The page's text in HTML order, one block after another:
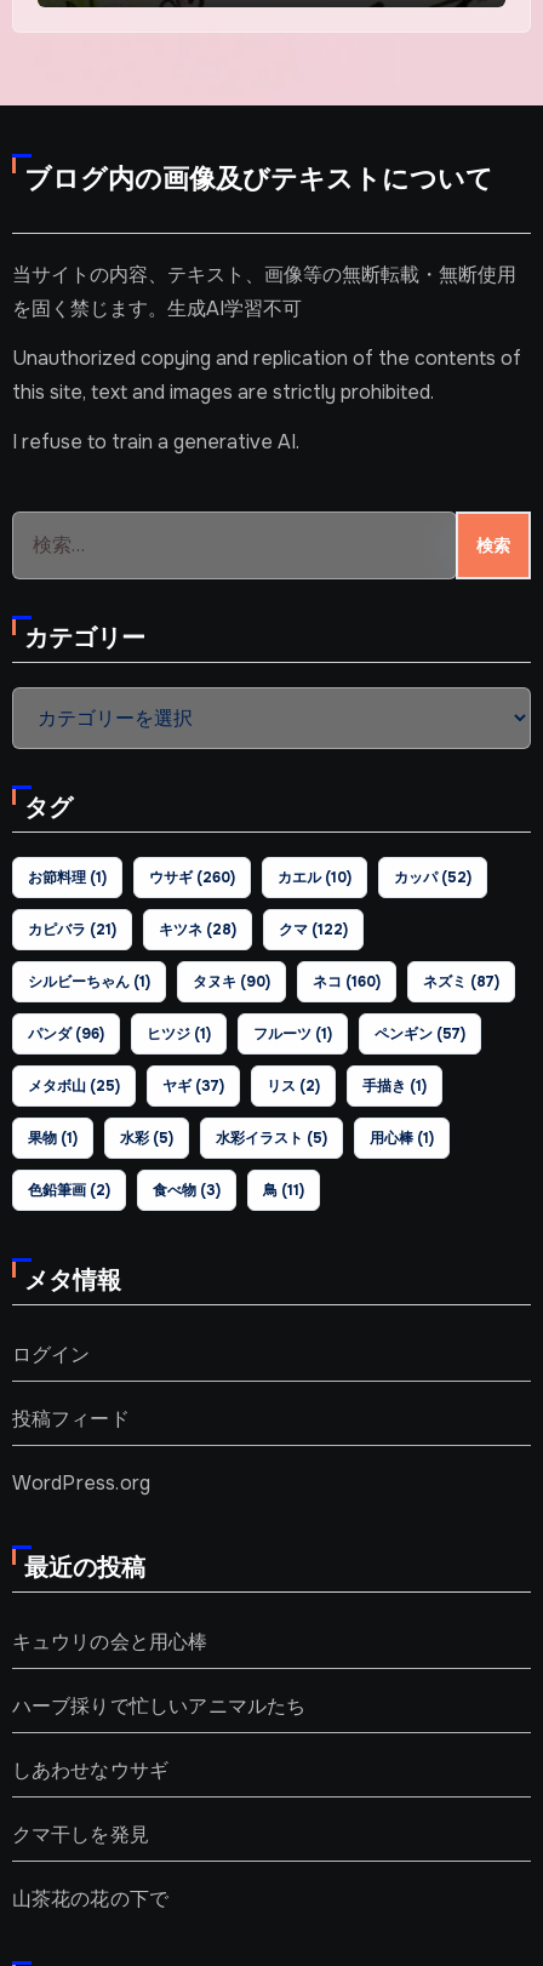
ブログ内の画像及びテキストについて
当サイトの内容、テキスト、画像等の無断転載・無断使用
を固く禁じます。生成AI学習不可
Unauthorized copying and replication of the contents of
this site, text and images are strictly prohibited.
I refuse to train a generative AI.
検
カテゴリー
カ
リ
ー
タグ
お節料理(1) ウサギ(260) カエル(10) カッパ(52)
カピバラ (21) キツネ(28) クマ(122)
シルビーちゃん(1) タヌキ (90) ネコ (160) ネズミ (87)
パンダ(96) ヒツジ(1) フルーツ(1) ペンギン(57)
メタボ山(25) ヤギ(37) リス (2) 手描き (1)
果物(1) 水彩(5) 水彩イラスト (5) 用心棒(1)
色鉛筆画(2) 食べ物(3) 鳥(11)
メタ情報
ログイン
投稿フィード
WordPress.org
最近の投稿
キュウリの会と用心棒
ハーブ採りで忙しいアニマルたち
しあわせなウサギ
クマ干しを発見
山茶花の花の下で